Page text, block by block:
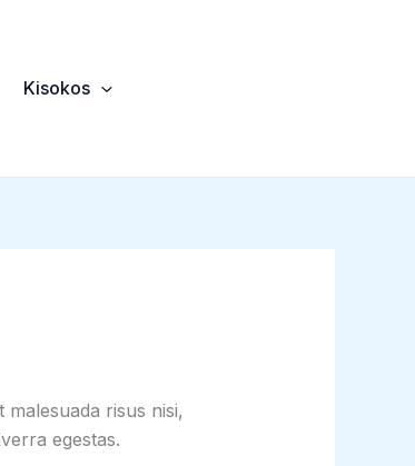
Kisokos
risus nisi,
egestas.